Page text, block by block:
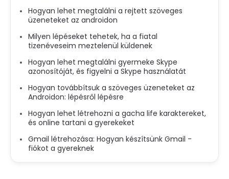
Hogyan lehet megtalálni a rejtett szöveges
üzeneteket az androidon
Milyen lépéseket tehetek, ha a fiatal
tizenéveseim meztelenül küldenek
Hogyan lehet megtalálni gyermeke Skype
azonosítóját, és figyelni a Skype használatát
Hogyan továbbítsuk a szöveges üzeneteket az
Androidon: lépésről lépésre
Hogyan lehet létrehozni a gacha life karaktereket,
és online tartani a gyerekeket
Gmail létrehozása: Hogyan készítsünk Gmail -
fiókot a gyereknek